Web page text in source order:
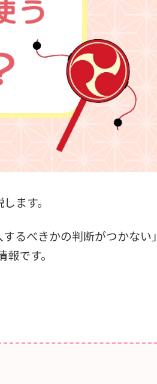
ます。
るべきかの判断がつかない」
です。